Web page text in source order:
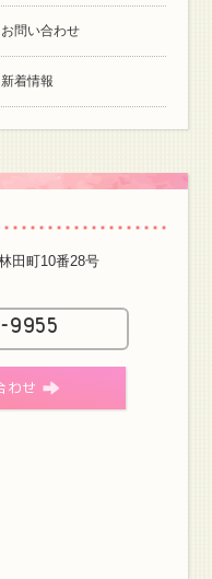
お問い合わせ
新着情報
田町10番28号
9955
わせ